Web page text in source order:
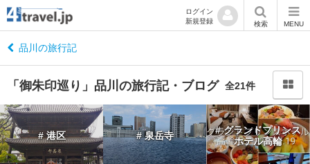
ログイン
新規登録
検索 MENU
品川の旅行記
「御朱印巡り」品川の旅行記・ブログ 全21件
# 港区 # 泉岳寺
# グランドプリンス
ホテル高輪
東
京
へ